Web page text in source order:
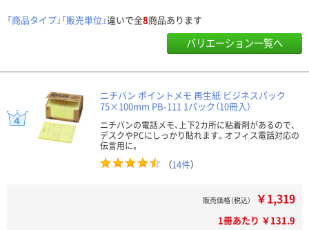
「商品タイプ」「販売単位」違いで全8商品あります
バリエーション一覧へ
ニチバン ポイントメモ 再生紙 ビジネスパック
75×100mm PB-111 1パック（10冊入）
ニチバンの電話メモ、上下2カ所に粘着剤があるので、
デスクやPCにしっかり貼れます。オフィス電話対応の
伝言用に。
（14件）
販売価格（税込） ￥1,319
1冊あたり ￥131.9